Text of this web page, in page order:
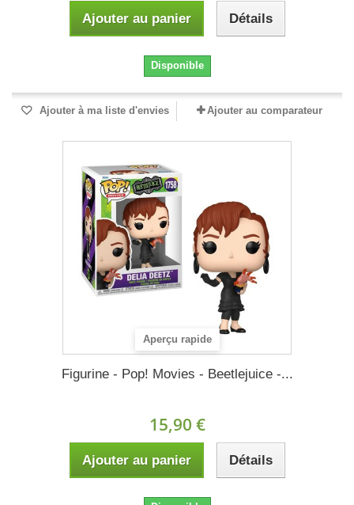
Ajouter au panier Détails
Disponible
Ajouter à ma liste d'envies Ajouter au comparateur
Aperçu rapide
Figurine - Pop! Movies - Beetlejuice -...
15,90 €
Ajouter au panier Détails